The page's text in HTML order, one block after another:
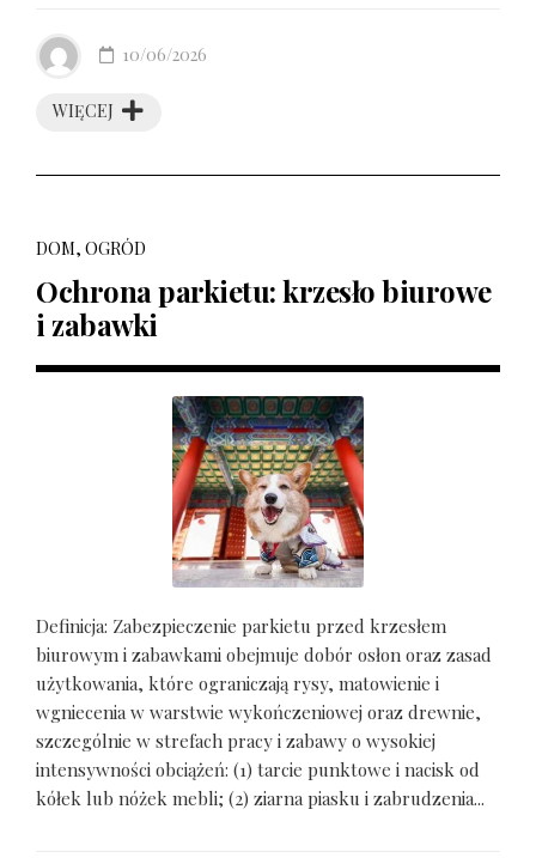
WIĘCEJ
10/06/2026
DOM, OGRÓD
Ochrona parkietu: krzesło biurowe
i zabawki
Definicja: Zabezpieczenie parkietu przed krzesłem
biurowym i zabawkami obejmuje dobór osłon oraz zasad
użytkowania, które ograniczają rysy, matowienie i
wgniecenia w warstwie wykończeniowej oraz drewnie,
szczególnie w strefach pracy i zabawy o wysokiej
intensywności obciążeń: (1) tarcie punktowe i nacisk od
kółek lub nóżek mebli; (2) ziarna piasku i zabrudzenia...